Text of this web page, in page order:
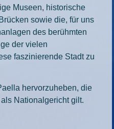
Museen, historische
sowie die, für uns
des berühmten
der vielen
faszinierende Stadt zu
hervorzuheben, die
Nationalgericht gilt.